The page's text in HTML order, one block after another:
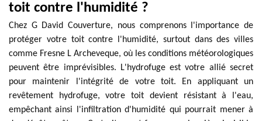
toit contre l'humidité ?
Chez G David Couverture, nous comprenons l'importance de
protéger votre toit contre l'humidité, surtout dans des villes
comme Fresne L Archeveque, où les conditions météorologiques
peuvent être imprévisibles. L'hydrofuge est votre allié secret
pour maintenir l'intégrité de votre toit. En appliquant un
revêtement hydrofuge, votre toit devient résistant à l'eau,
empêchant ainsi l'infiltration d'humidité qui pourrait mener à